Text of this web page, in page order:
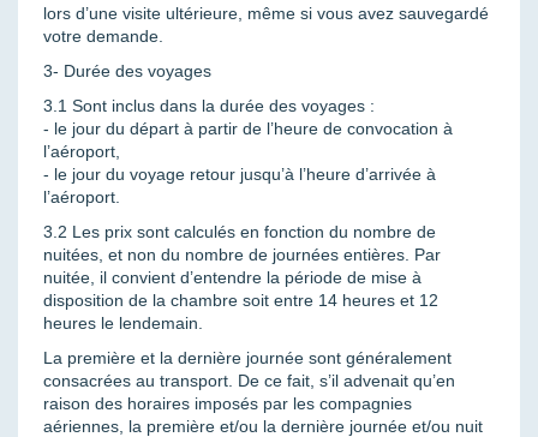
lors d’une visite ultérieure, même si vous avez sauvegardé
votre demande.
3- Durée des voyages
3.1 Sont inclus dans la durée des voyages :
- le jour du départ à partir de l’heure de convocation à
l’aéroport,
- le jour du voyage retour jusqu’à l’heure d’arrivée à
l’aéroport.
3.2 Les prix sont calculés en fonction du nombre de
nuitées, et non du nombre de journées entières. Par
nuitée, il convient d’entendre la période de mise à
disposition de la chambre soit entre 14 heures et 12
heures le lendemain.
La première et la dernière journée sont généralement
consacrées au transport. De ce fait, s’il advenait qu’en
raison des horaires imposés par les compagnies
aériennes, la première et/ou la dernière journée et/ou nuit